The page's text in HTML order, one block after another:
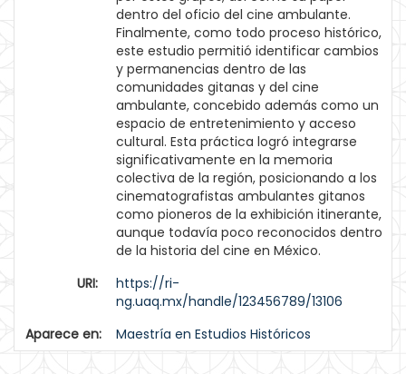
dentro del oficio del cine ambulante.
Finalmente, como todo proceso histórico,
este estudio permitió identificar cambios
y permanencias dentro de las
comunidades gitanas y del cine
ambulante, concebido además como un
espacio de entretenimiento y acceso
cultural. Esta práctica logró integrarse
significativamente en la memoria
colectiva de la región, posicionando a los
cinematografistas ambulantes gitanos
como pioneros de la exhibición itinerante,
aunque todavía poco reconocidos dentro
de la historia del cine en México.
URI:
https://ri-
ng.uaq.mx/handle/123456789/13106
Aparece en:
Maestría en Estudios Históricos